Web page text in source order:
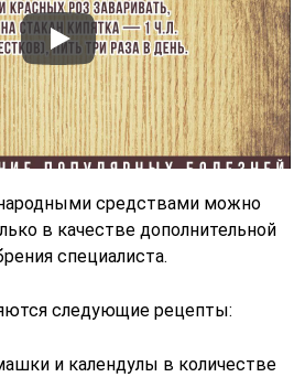
средствами можно
в качестве дополнительной
специалиста.
следующие рецепты:
и календулы в количестве